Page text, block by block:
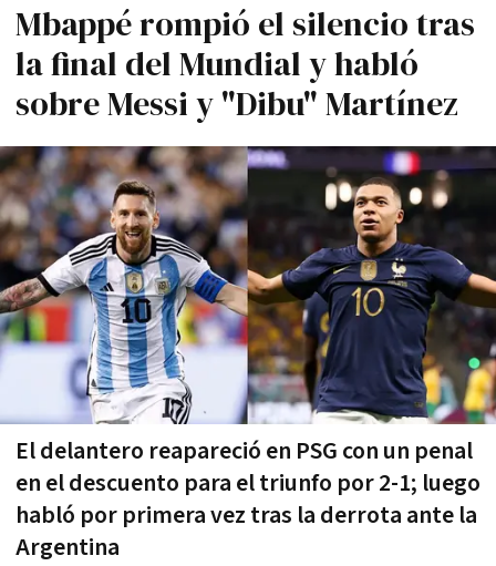
Mbappé rompió el silencio tras
la final del Mundial y habló
sobre Messi y "Dibu" Martínez
El delantero reapareció en PSG con un penal
en el descuento para el triunfo por 2-1; luego
habló por primera vez tras la derrota ante la
Argentina